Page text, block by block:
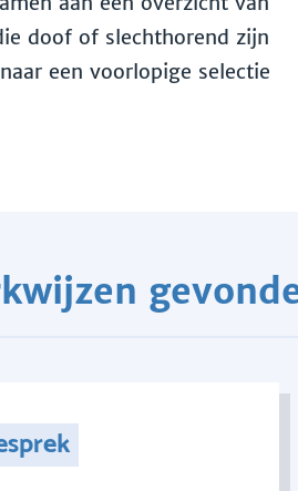
doof of slechthorend zijn
een voorlopige selectie